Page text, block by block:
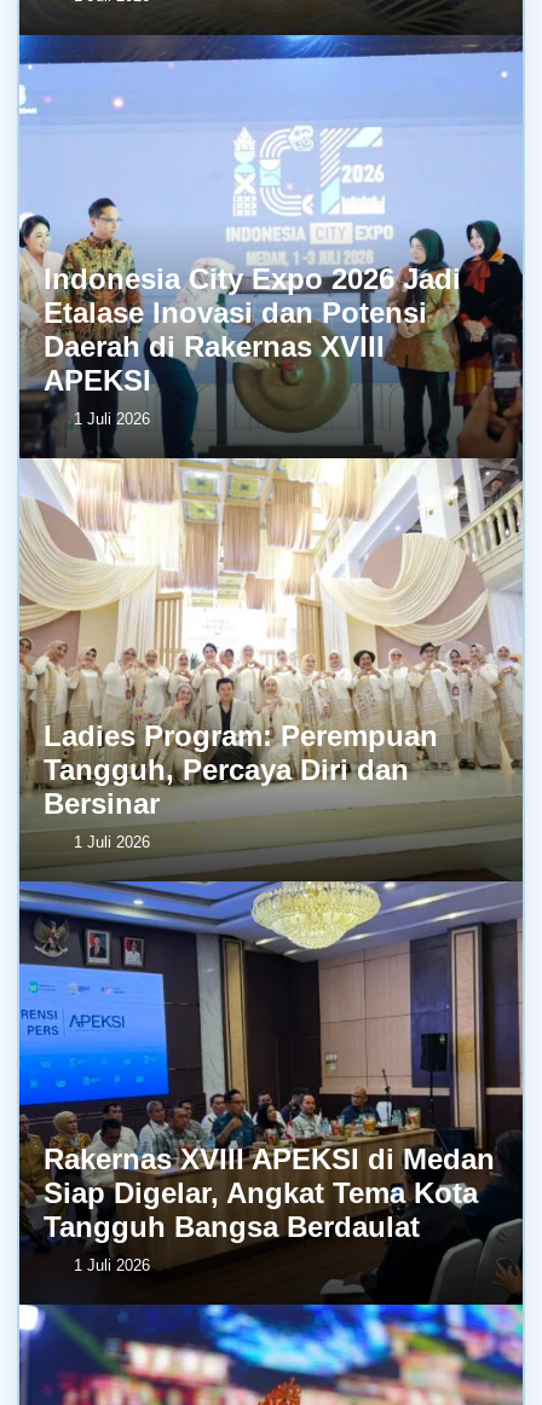
Indonesia City Expo 2026 Jadi
Etalase Inovasi dan Potensi
Daerah di Rakernas XVIII
APEKSI
1 Juli 2026
Ladies Program: Perempuan
Tangguh, Percaya Diri dan
Bersinar
1 Juli 2026
Rakernas XVIII APEKSI di Medan
Siap Digelar, Angkat Tema Kota
Tangguh Bangsa Berdaulat
1 Juli 2026